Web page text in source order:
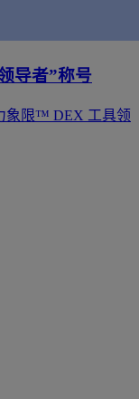
导者”称号
象限™ DEX 工具领